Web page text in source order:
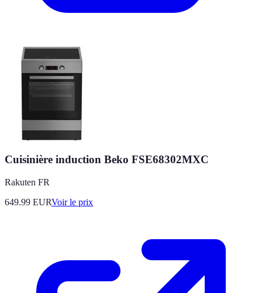
Cuisinière induction Beko FSE68302MXC
Rakuten FR
649.99 EURVoir le prix